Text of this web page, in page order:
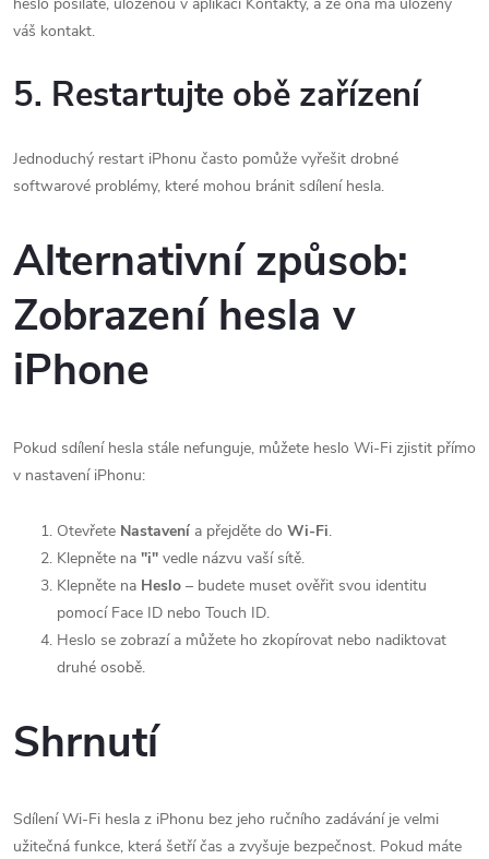
váš kontakt.
5. Restartujte obě zařízení
Jednoduchý restart iPhonu často pomůže vyřešit drobné
softwarové problémy, které mohou bránit sdílení hesla.
Alternativní způsob:
Zobrazení hesla v
iPhone
Pokud sdílení hesla stále nefunguje, můžete heslo Wi-Fi zjistit přímo
v nastavení iPhonu:
Otevřete Nastavení a přejděte do Wi-Fi.
Klepněte na "i" vedle názvu vaší sítě.
Klepněte na Heslo – budete muset ověřit svou identitu
pomocí Face ID nebo Touch ID.
Heslo se zobrazí a můžete ho zkopírovat nebo nadiktovat
druhé osobě.
Shrnutí
Sdílení Wi-Fi hesla z iPhonu bez jeho ručního zadávání je velmi
užitečná funkce, která šetří čas a zvyšuje bezpečnost. Pokud máte